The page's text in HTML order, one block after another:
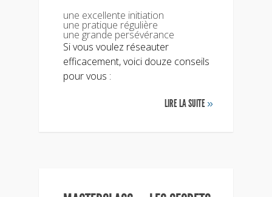
une excellente initiation
une pratique régulière
une grande persévérance
Si vous voulez réseauter
efficacement, voici douze conseils
pour vous :
LIRE LA SUITE»